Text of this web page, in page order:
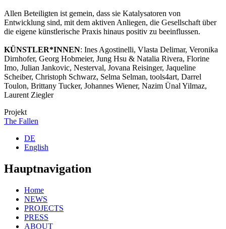
Allen Beteiligten ist gemein, dass sie Katalysatoren von
Entwicklung sind, mit dem aktiven Anliegen, die Gesellschaft über
die eigene künstlerische Praxis hinaus positiv zu beeinflussen.
KÜNSTLER*INNEN: Ines Agostinelli, Vlasta Delimar, Veronika
Dirnhofer, Georg Hobmeier, Jung Hsu & Natalia Rivera, Florine
Imo, Julian Jankovic, Nesterval, Jovana Reisinger, Jaqueline
Scheiber, Christoph Schwarz, Selma Selman, tools4art, Darrel
Toulon, Brittany Tucker, Johannes Wiener, Nazim Ünal Yilmaz,
Laurent Ziegler
Projekt
The Fallen
DE
English
Hauptnavigation
Home
NEWS
PROJECTS
PRESS
ABOUT